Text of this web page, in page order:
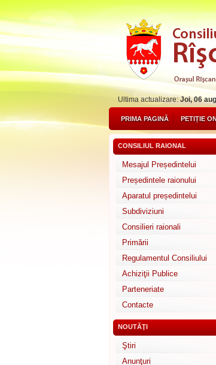
Ultima actualizare:Joi, 06
PRIMA PAGINĂ PETIȚIE
CONSILIUL RAIONAL
Mesajul Președintelui
Președintele raionului
Aparatul președintelui
Subdiviziuni
Consilieri raionali
Primării
Regulamentul Consiliului
Achiziţii Publice
Parteneriate
Contacte
NOUTĂŢI
Ştiri
Anunţuri